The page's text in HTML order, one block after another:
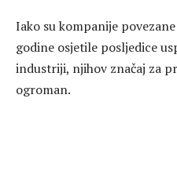
Iako su kompanije
godine osjetile posljedice
industriji, njihov značaj za
ogroman.